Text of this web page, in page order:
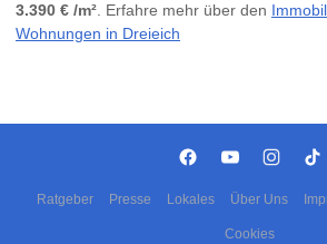
3.390 € /m². Erfahre mehr über den
Wohnungen in Dreieich
Ratgeber Presse Lokales Über Uns
Cookies